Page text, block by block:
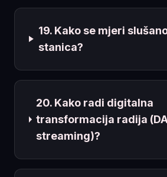
19. Kako se mjeri
stanica?
20. Kako radi digitalna
transformacija radija
streaming)?